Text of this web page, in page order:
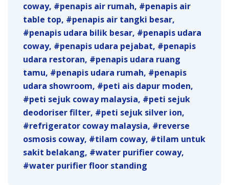
coway
penapis air rumah
penapis air
table top
penapis air tangki besar
penapis udara bilik besar
penapis udara
coway
penapis udara pejabat
penapis
udara restoran
penapis udara ruang
tamu
penapis udara rumah
penapis
udara showroom
peti ais dapur moden
peti sejuk coway malaysia
peti sejuk
deodoriser filter
peti sejuk silver ion
refrigerator coway malaysia
reverse
osmosis coway
tilam coway
tilam untuk
sakit belakang
water purifier coway
water purifier floor standing